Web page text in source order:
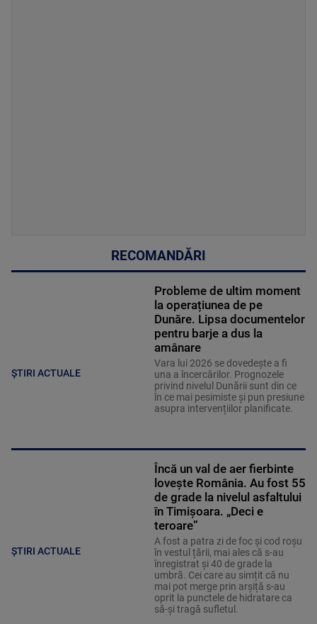
RECOMANDĂRI
ȘTIRI ACTUALE
Probleme de ultim moment
la operațiunea de pe
Dunăre. Lipsa documentelor
pentru barje a dus la
amânare
Vara lui 2026 se dovedește a fi
una a încercărilor. Prognozele
privind nivelul Dunării sunt din ce
în ce mai pesimiste și pun presiune
asupra intervențiilor planificate.
ȘTIRI ACTUALE
Încă un val de aer fierbinte
lovește România. Au fost 55
de grade la nivelul asfaltului
în Timișoara. „Deci e
teroare”
A fost a patra zi de foc și cod roșu
în vestul țării, mai ales că s-au
înregistrat și 40 de grade la
umbră. Cei care au simțit că nu
mai pot merge prin arșiță s-au
oprit la punctele de hidratare ca
să-și tragă sufletul.